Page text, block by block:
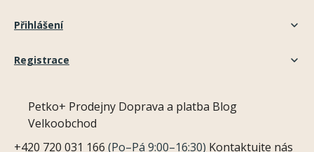
Přihlášení
Registrace
Petko+ Prodejny Doprava a platba Blog
Velkoobchod
+420 720 031 166 (Po–Pá 9:00–16:30) Kontaktujte nás